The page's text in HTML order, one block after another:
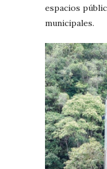
espacios
municipales.